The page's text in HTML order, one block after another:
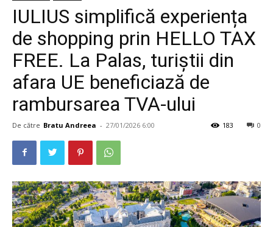
IULIUS simplifică experiența
de shopping prin HELLO TAX
FREE. La Palas, turiștii din
afara UE beneficiază de
rambursarea TVA-ului
De către Bratu Andreea - 27/01/2026 6:00 0
183